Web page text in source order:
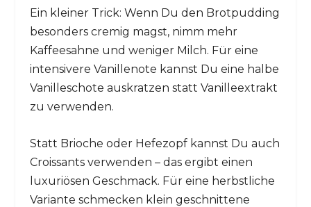
Ein kleiner Trick: Wenn Du den Brotpudding
besonders cremig magst, nimm mehr
Kaffeesahne und weniger Milch. Für eine
intensivere Vanillenote kannst Du eine halbe
Vanilleschote auskratzen statt Vanilleextrakt
zu verwenden.
Statt Brioche oder Hefezopf kannst Du auch
Croissants verwenden – das ergibt einen
luxuriösen Geschmack. Für eine herbstliche
Variante schmecken klein geschnittene